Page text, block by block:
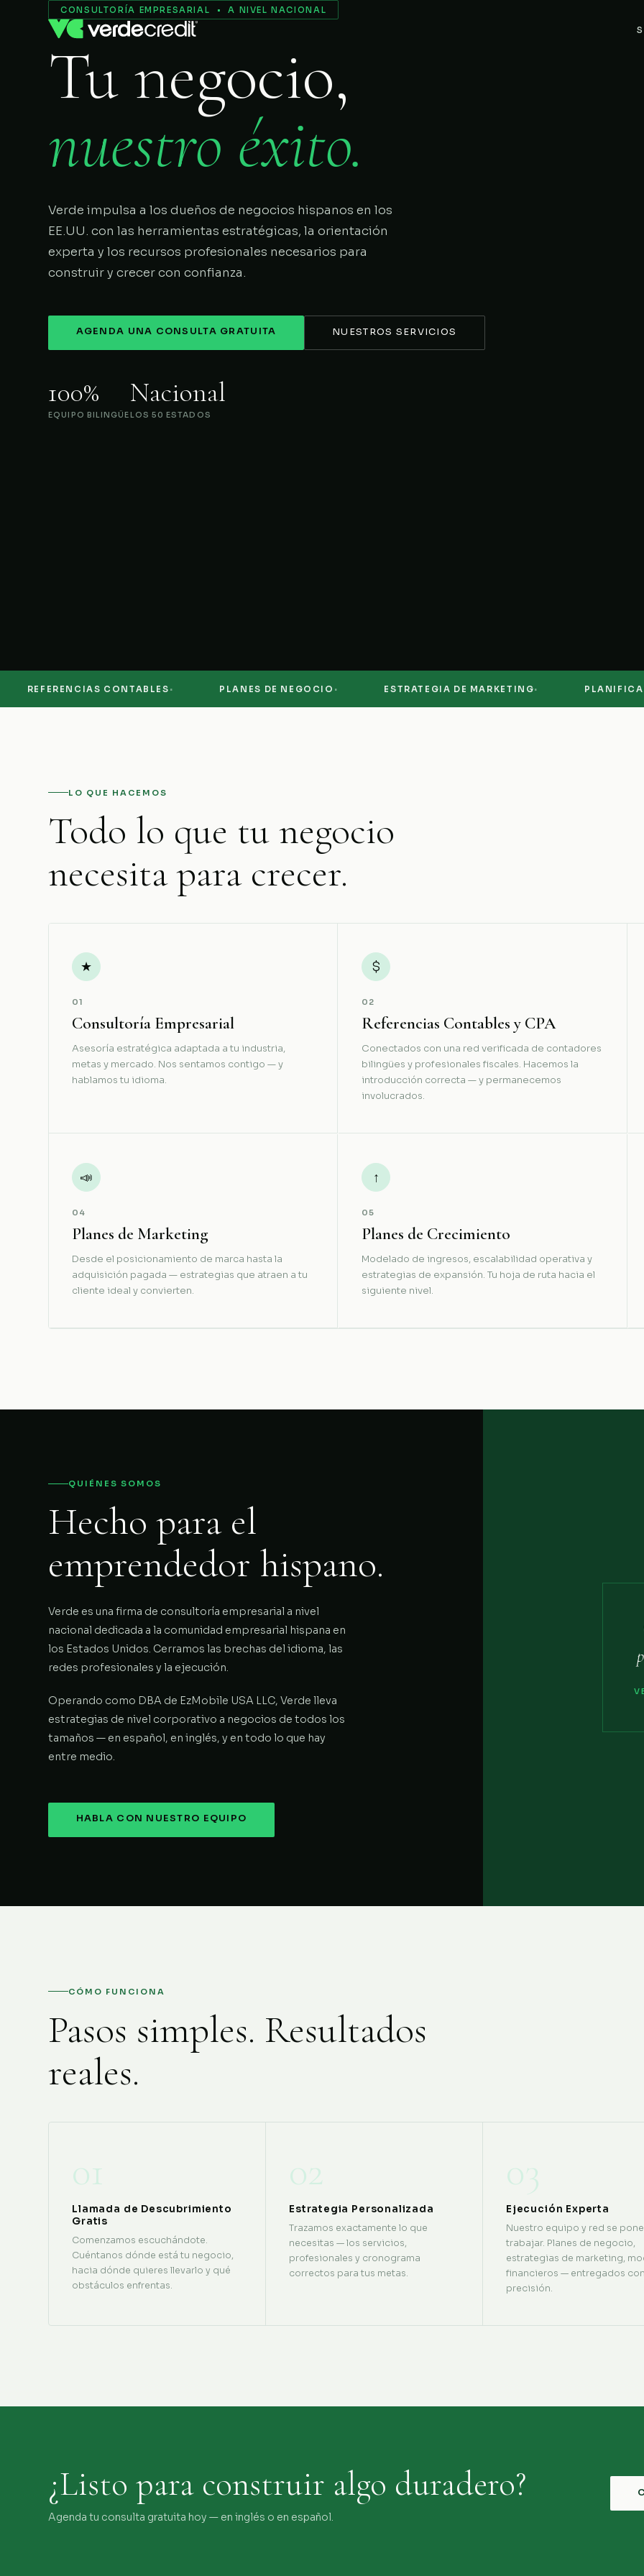
Servicios
Nosotros
Proceso
CONSULTORÍA EMPRESARIAL • A NIVEL NACIONAL
Tu negocio,
nuestro éxito.
Verde impulsa a los dueños de negocios hispanos en los
EE.UU. con las herramientas estratégicas, la orientación
experta y los recursos profesionales necesarios para
construir y crecer con confianza.
AGENDA UNA CONSULTA GRATUITA NUESTROS SERVICIOS
100%
EQUIPO BILINGÜE
Nacional
LOS 50 ESTADOS
CONTABLES· PLANES DE NEGOCIO· ESTRATEGIA DE MARKETING· PLANIFICACIÓN
LO QUE HACEMOS
Todo lo que tu negocio
necesita para crecer.
★
01
Consultoría Empresarial
Asesoría estratégica adaptada a tu industria,
metas y mercado. Nos sentamos contigo — y
hablamos tu idioma.
$
02
Referencias Contables y CPA
Conectados con una red verificada de contadores
bilingües y profesionales fiscales. Hacemos la
introducción correcta — y permanecemos
involucrados.
📣
04
Planes de Marketing
Desde el posicionamiento de marca hasta la
adquisición pagada — estrategias que atraen a tu
cliente ideal y convierten.
↑
05
Planes de Crecimiento
Modelado de ingresos, escalabilidad operativa y
estrategias de expansión. Tu hoja de ruta hacia el
siguiente nivel.
QUIÉNES SOMOS
Hecho para el
emprendedor hispano.
Verde es una firma de consultoría empresarial a nivel
nacional dedicada a la comunidad empresarial hispana en
los Estados Unidos. Cerramos las brechas del idioma, las
redes profesionales y la ejecución.
Operando como DBA de EzMobile USA LLC, Verde lleva
estrategias de nivel corporativo a negocios de todos los
tamaños — en español, en inglés, y en todo lo que hay
entre medio.
HABLA CON NUESTRO EQUIPO
CÓMO FUNCIONA
Pasos simples. Resultados
reales.
01
Llamada de Descubrimiento
Gratis
Comenzamos escuchándote.
Cuéntanos dónde está tu negocio,
hacia dónde quieres llevarlo y qué
obstáculos enfrentas.
02
Estrategia Personalizada
Trazamos exactamente lo que
necesitas — los servicios,
profesionales y cronograma
correctos para tus metas.
03
Ejecución Experta
Nuestro equipo y red se
trabajar. Planes de negocio,
estrategias de marketing,
financieros — entregados con
precisión.
¿Listo para construir algo duradero?
Agenda tu consulta gratuita hoy — en inglés o en español.